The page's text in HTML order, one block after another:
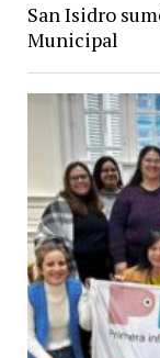
San Isidro
Municipal